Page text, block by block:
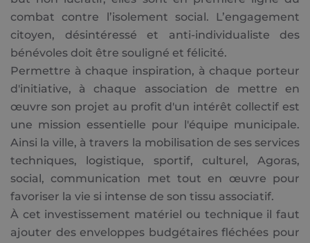
combat contre l’isolement social. L’engagement
citoyen, désintéressé et anti-individualiste des
bénévoles doit être souligné et félicité.
Permettre à chaque inspiration, à chaque porteur
d'initiative, à chaque association de mettre en
œuvre son projet au profit d'un intérêt collectif est
une mission essentielle pour l'équipe municipale.
Ainsi la ville, à travers la mobilisation de ses services
techniques, logistique, sportif, culturel, Agoras,
social, communication met tout en œuvre pour
favoriser la vie si intense de son tissu associatif.
À cet investissement matériel ou technique il faut
ajouter des enveloppes budgétaires fléchées pour